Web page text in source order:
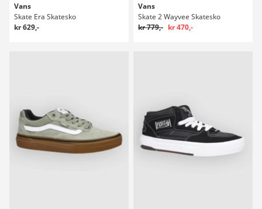
Vans
Skate Era Skatesko
kr 629,-
Vans
Skate 2 Wayvee Skatesko
kr 779,- kr 470,-